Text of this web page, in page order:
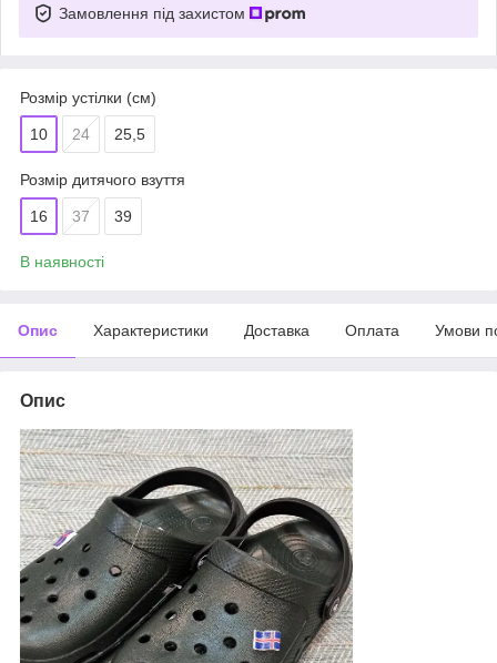
Замовлення під захистом
Розмір устілки (см)
10 24 25,5
Розмір дитячого взуття
16 37 39
В наявності
Опис Характеристики Доставка Оплата Умови
Опис